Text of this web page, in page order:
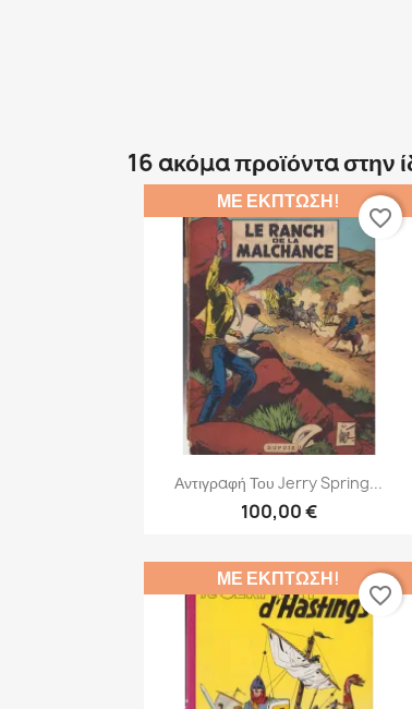
16 ακόμα προϊόντα στην
Γρήγορη προβολή
Αντιγραφή Του Jerry Spring...
100,00 €
ΜΕ ΈΚΠΤΩΣΗ!
favorite_border
ΜΕ ΈΚΠΤΩΣΗ!
favorite_border